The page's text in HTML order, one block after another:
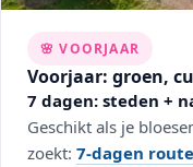
🌸 VOORJAAR
Voorjaar: groen,
7 dagen: steden +
Geschikt als je
zoekt: 7-dagen route